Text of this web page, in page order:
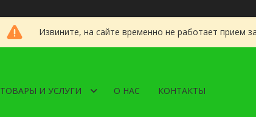
Извините, на сайте временно не работает прием
ТОВАРЫ И УСЛУГИ О НАС КОНТАКТЫ